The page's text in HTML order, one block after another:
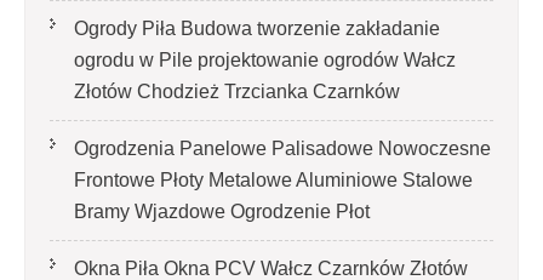
Ogrody Piła Budowa tworzenie zakładanie
ogrodu w Pile projektowanie ogrodów Wałcz
Złotów Chodzież Trzcianka Czarnków
Ogrodzenia Panelowe Palisadowe Nowoczesne
Frontowe Płoty Metalowe Aluminiowe Stalowe
Bramy Wjazdowe Ogrodzenie Płot
Okna Piła Okna PCV Wałcz Czarnków Złotów